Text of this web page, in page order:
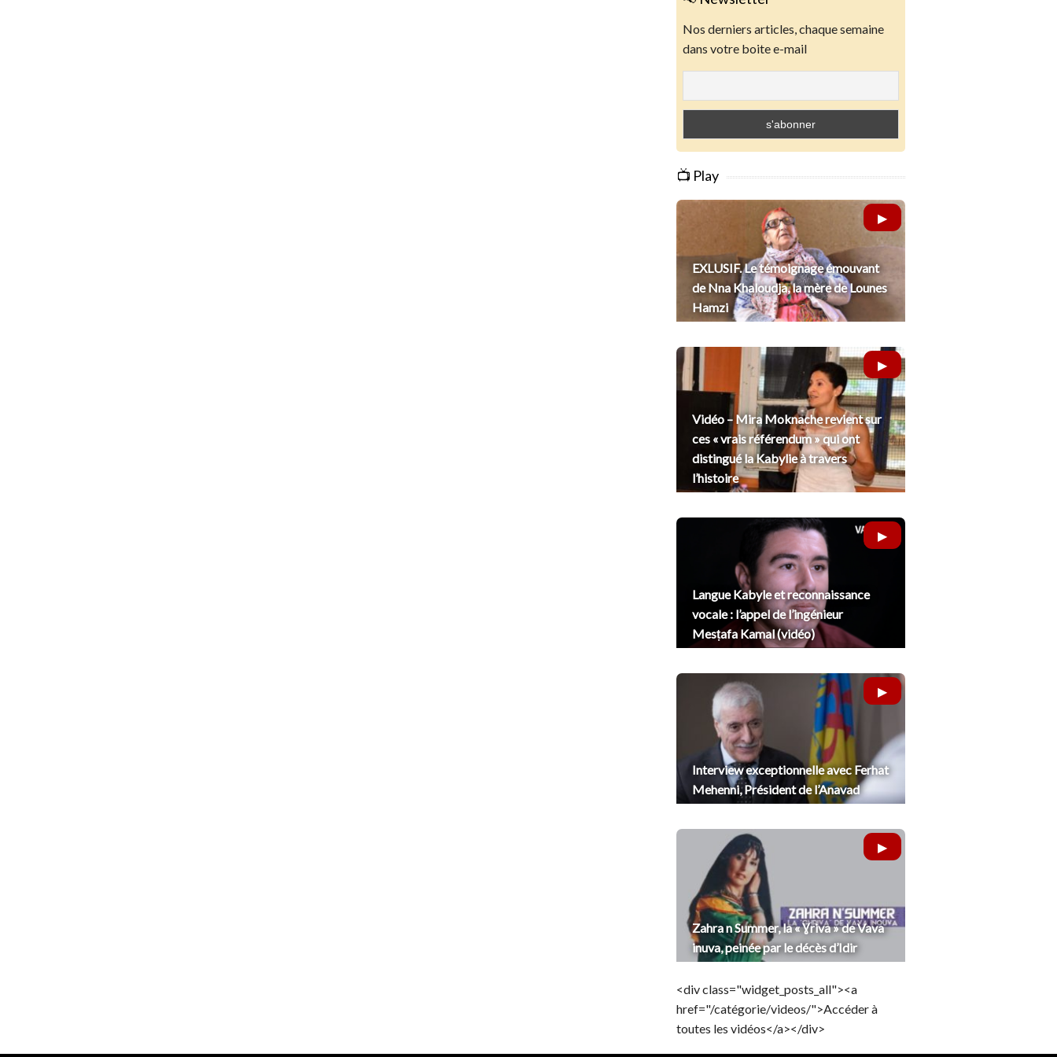
Nos derniers articles, chaque semaine
dans votre boite e-mail
📺 Play
EXLUSIF. Le témoignage émouvant
de Nna Khaloudja, la mère de Lounes
Hamzi
Vidéo – Mira Moknache revient sur
ces « vrais référendum » qui ont
distingué la Kabylie à travers
l’histoire
Langue Kabyle et reconnaissance
vocale : l’appel de l’ingénieur
Mesṭafa Kamal (vidéo)
Interview exceptionnelle avec Ferhat
Mehenni, Président de l’Anavad
Zahra n Summer, la « Ɣriva » de Vava
inuva, peinée par le décès d’Idir
<div class="widget_posts_all"><a
href="/catégorie/videos/">Accéder à
toutes les vidéos</a></div>